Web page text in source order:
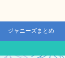
ジャニーズまとめ